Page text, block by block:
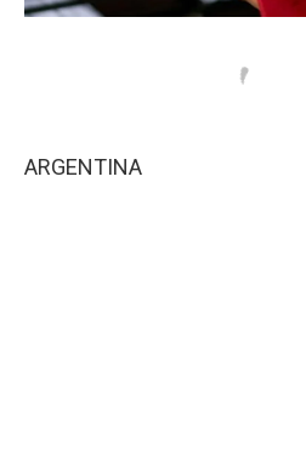
ARGENTINA